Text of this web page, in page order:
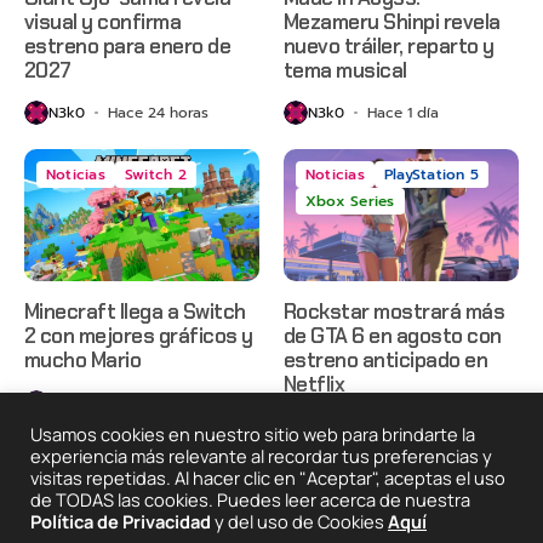
visual y confirma
estreno para enero de
2027
N3k0 Hace 24 horas
Mezameru Shinpi revela
nuevo tráiler, reparto y
tema musical
N3k0 Hace 1 día
Noticias Switch 2
Minecraft llega a Switch
2 con mejores gráficos y
mucho Mario
Noticias
PlayStation 5
Xbox Series
Rockstar mostrará más
de GTA 6 en agosto con
estreno anticipado en
Netflix
N3k0 Hace 2 días
2025 © Degeneraciónx.com | Anime, Games & Nothing
Usamos cookies en nuestro sitio web para brindarte la
experiencia más relevante al recordar tus preferencias y
visitas repetidas. Al hacer clic en "Aceptar", aceptas el uso
de TODAS las cookies. Puedes leer acerca de nuestra
Política de Privacidad y del uso de Cookies Aquí